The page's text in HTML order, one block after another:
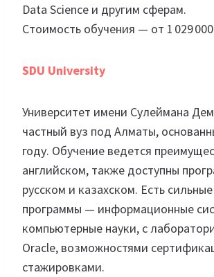
Data Science и другим сферам.
Стоимость обучения — от 1 029 000
SDU University
Университет имени Сулеймана
частный вуз под Алматы,
году. Обучение ведется
английском, также доступны
русском и казахском. Есть
программы — информационные
компьютерные науки, с
Oracle, возможностями
стажировками.